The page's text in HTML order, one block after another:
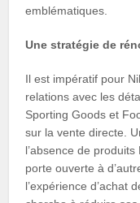
emblématiques.
Une stratégie de
Il est impératif pour
relations avec les
Sporting Goods et
sur la vente directe.
l’absence de
porte ouverte à
l’expérience d’achat